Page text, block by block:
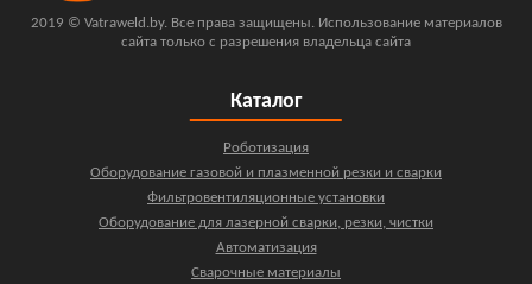
2019 © Vatraweld.by. Все права защищены. Использование материалов
сайта только с разрешения владельца сайта
Каталог
Роботизация
Оборудование газовой и плазменной резки и сварки
Фильтровентиляционные установки
Оборудование для лазерной сварки, резки, чистки
Автоматизация
Сварочные материалы